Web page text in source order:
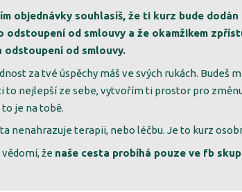
objednávky souhlasíš, že ti kurz bude
odstoupení od smlouvy a že okamžikem
odstoupení od smlouvy.
za tvé úspěchy máš ve svých rukách. Budeš
to nejlepší ze sebe, vytvořím ti prostor pro
to je na tobě.
nenahrazuje terapii, nebo léčbu. Je to kurz
že naše cesta probíhá pouze ve fb